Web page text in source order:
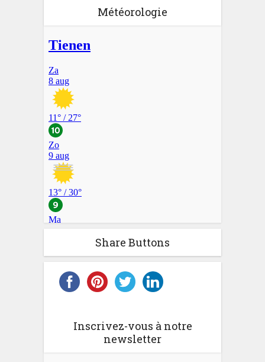
Météorologie
Share Buttons
Inscrivez-vous à notre
newsletter